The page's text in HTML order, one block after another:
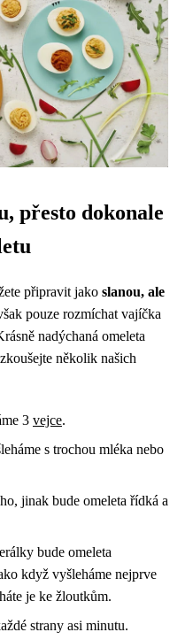
přesto dokonale
připravit jako slanou, ale
pouze rozmíchat vajíčka
nadýchaná omeleta
několik našich
3 vejce.
s trochou mléka nebo
jinak bude omeleta řídká a
bude omeleta
když vyšleháme nejprve
je ke žloutkům.
strany asi minutu.